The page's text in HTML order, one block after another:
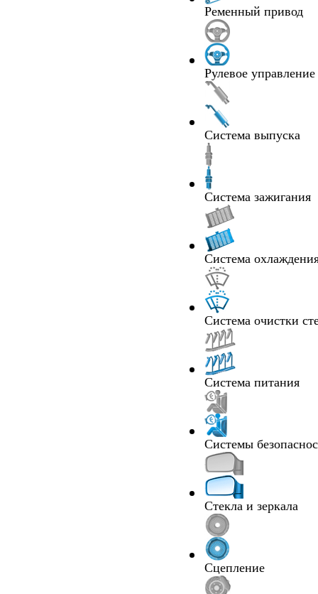
Ременный привод
Рулевое управление
Система выпуска
Система зажигания
Система
Система очистки
Система питания
Системы
Стекла и зеркала
Сцепление